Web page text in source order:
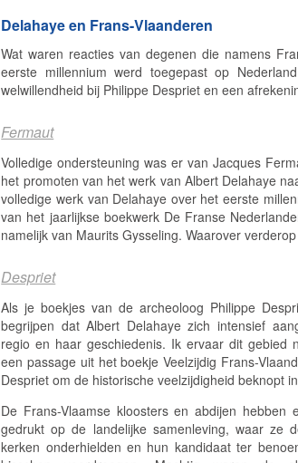
Delahaye en Frans-Vlaanderen
Wat waren reacties van degenen die namens
eerste millennium werd toegepast op
welwillendheid bij Philippe Despriet en een
Fermaut
Volledige ondersteuning was er van Jacques
het promoten van het werk van Albert Delahaye
volledige werk van Delahaye over het eerste
van het jaarlijkse boekwerk De Franse
namelijk van Maurits Gysseling. Waarover
Despriet
Als je boekjes van de archeoloog Philippe
begrijpen dat Albert Delahaye zich intensief
regio en haar geschiedenis. Ik ervaar dit gebied
een passage uit het boekjeVeelzijdig Frans-
Despriet om de historische veelzijdigheid beknopt
De Frans-Vlaamse kloosters en abdijen hebben
gedrukt op de landelijke samenleving, waar ze
kerken onderhielden en hun kandidaat ter